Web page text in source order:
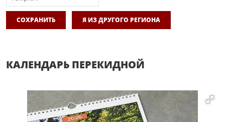
СОХРАНИТЬ Я ИЗ ДРУГОГО РЕГИОНА
КАЛЕНДАРЬ ПЕРЕКИДНОЙ